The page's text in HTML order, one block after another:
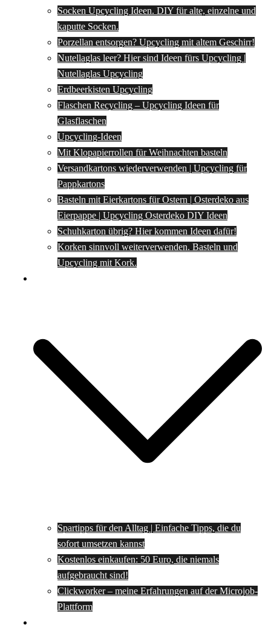
Socken Upcycling Ideen. DIY für alte, einzelne und
kaputte Socken.
Porzellan entsorgen? Upcycling mit altem Geschirr!
Nutellaglas leer? Hier sind Ideen fürs Upcycling |
Nutellaglas Upcycling
Erdbeerkisten Upcycling
Flaschen Recycling – Upcycling Ideen für
Glasflaschen
Upcycling-Ideen
Mit Klopapierrollen für Weihnachten basteln
Versandkartons wiederverwenden | Upcycling für
Pappkartons
Basteln mit Eierkartons für Ostern | Osterdeko aus
Eierpappe | Upcycling Osterdeko DIY Ideen
Schuhkarton übrig? Hier kommen Ideen dafür!
Korken sinnvoll weiterverwenden. Basteln und
Upcycling mit Kork.
Spartipps für den Alltag | Einfache Tipps, die du
sofort umsetzen kannst
Kostenlos einkaufen: 50 Euro, die niemals
aufgebraucht sind!
Clickworker – meine Erfahrungen auf der Microjob-
Plattform